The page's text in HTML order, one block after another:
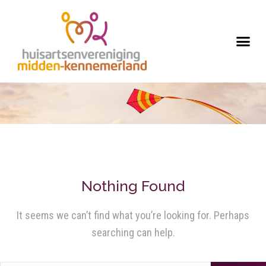
Nothing Found
It seems we can’t find what you’re looking for. Perhaps
searching can help.